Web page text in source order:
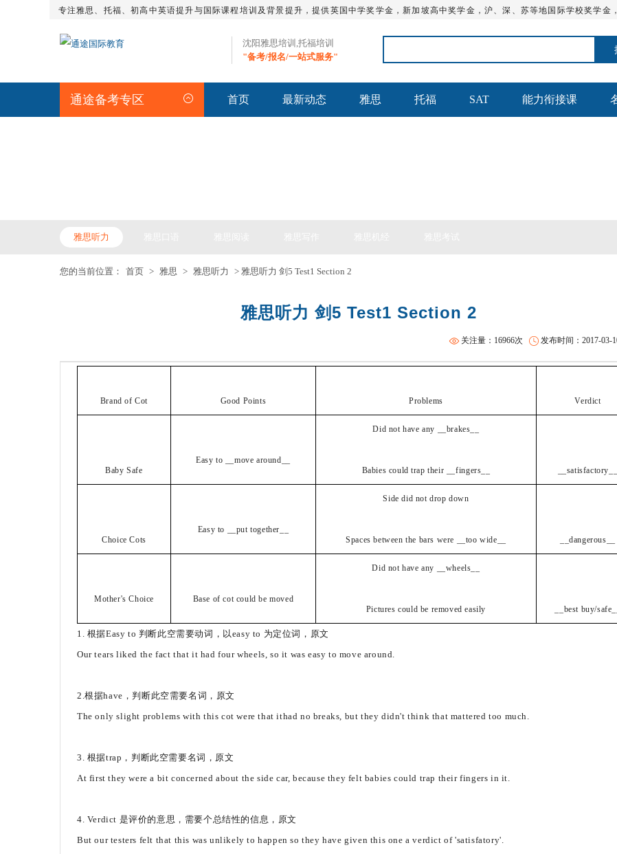
专注雅思、托福、初高中英语提升与国际课程培训及背景提升，提供英国中学奖学金，新加坡高中奖学金，沪、深、苏等地国际学校奖学金
沈阳雅思培训,托福培训
"备考/报名/一站式服务"
通途备考专区 首页 最新动态 雅思 托福 SAT 能力衔接课
雅思听力
您的当前位置： 首页 > 雅思 > 雅思听力 > 雅思听力 剑5 Test1 Section 2
雅思听力 剑5 Test1 Section 2
发布时间：2017-03-
关注量：16966次
Brand of Cot Good Points Problems Verdict
Baby Safe
Easy to __move around__
Did not have any __brakes__
Babies could trap their __fingers__ __satisfactory__
Choice Cots
Easy to __put together__
Side did not drop down
Spaces between the bars were __too wide__ __dangerous__
Mother's Choice Base of cot could be moved
Did not have any __wheels__
Pictures could be removed easily __best buy/safe__
1. 根据Easy to 判断此空需要动词，以easy to 为定位词，原文
Our tears liked the fact that it had four wheels, so it was easy to move around.
2.根据have，判断此空需要名词，原文
The only slight problems with this cot were that ithad no breaks, but they didn't think that mattered too much.
3. 根据trap，判断此空需要名词，原文
At first they were a bit concerned about the side car, because they felt babies could trap their fingers in it.
4. Verdict 是评价的意思，需要个总结性的信息，原文
But our testers felt that this was unlikely to happen so they have given this one a verdict of 'satisfatory'.